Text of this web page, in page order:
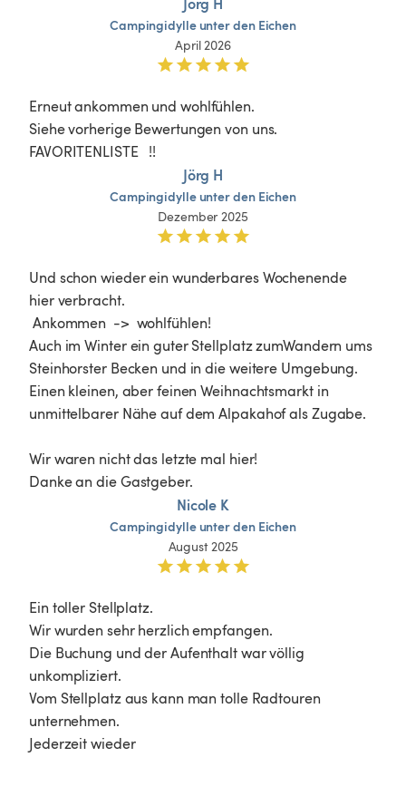
Campingidylle unterden Eichen
April 2026
Erneut ankommen und wohlfühlen.
Siehe vorherige Bewertungen von uns.
FAVORITENLISTE   !!
Jörg H
Campingidylle unterden Eichen
Dezember 2025
Und schon wieder ein wunderbares Wochenende
hier verbracht.
Auch im Winter ein guter Stellplatz zumWandern ums
Steinhorster Becken und in die weitere Umgebung.
Einen kleinen, aber feinen Weihnachtsmarkt in
unmittelbarer Nähe auf dem Alpakahof als Zugabe.
Wir waren nicht das letzte mal hier!
Danke an die Gastgeber.
Nicole K
Campingidylle unterden Eichen
August 2025
Ein toller Stellplatz.
Wir wurden sehr herzlich empfangen.
Die Buchung und der Aufenthalt war völlig
unkompliziert.
Vom Stellplatz aus kann man tolle Radtouren
unternehmen.
Jederzeit wieder